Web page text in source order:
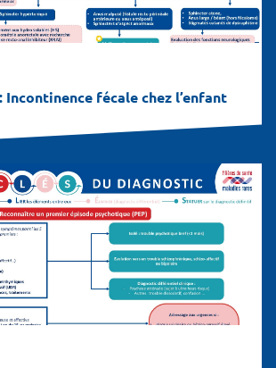
Incontinence fécale chez l’enfant